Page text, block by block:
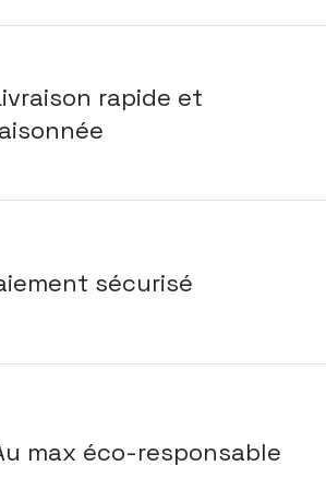
rapide et
sécurisé
max éco-responsable